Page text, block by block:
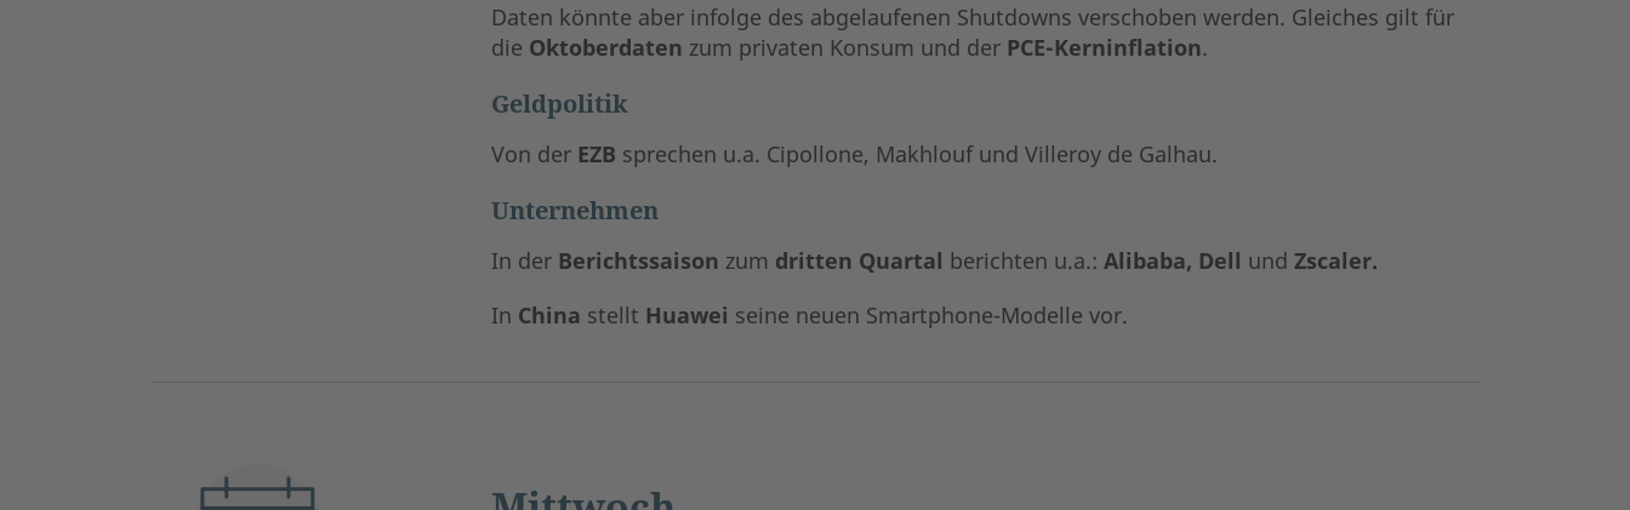
Daten könnte aber infolge des abgelaufenen Shutdowns verschoben werden. Gleiches gilt für
die Oktoberdaten zum privaten Konsum und der PCE-Kerninflation.
Geldpolitik
Von der EZB sprechen u.a. Cipollone, Makhlouf und Villeroy de Galhau.
Unternehmen
In der Berichtssaison zum dritten Quartal berichten u.a.: Alibaba, Dell und Zscaler.
In China stellt Huawei seine neuen Smartphone-Modelle vor.